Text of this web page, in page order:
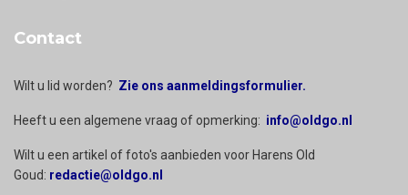
Contact
Wilt u lid worden? Zie ons aanmeldingsformulier.
Heeft u een algemene vraag of opmerking: info@oldgo.nl
Wilt u een artikel of foto's aanbieden voor Harens Old
Goud: redactie@oldgo.nl